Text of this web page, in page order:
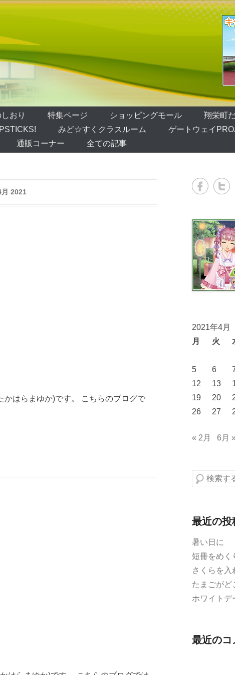
おり 特集ページ ショッピングモール 翔栄町
みど☆すくクラスルーム ゲートウェイ
通販コーナー
全ての記事
月 2021
はらまゆか)です。 こちらのブログで
2021年4月
月
火
5
6
12
13
19
20
26
27
« 2月 6月
検索する
最近の投
暑い日に
短冊をめく
さくらを入
たまごがど
ホワイトデ
最近のコ